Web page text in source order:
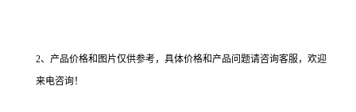
2、产品价格和图片仅供参考，具体价格和产品问题请咨询客服，欢迎
来电咨询！